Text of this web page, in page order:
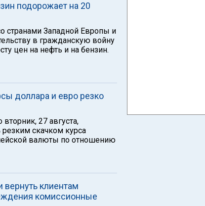
подорожает на 20
странами Западной Европы и
в гражданскую войну
цен на нефть и на бензин.
доллара и евро резко
27 августа,
скачком курса
валюты по отношению
клиентам
комиссионные